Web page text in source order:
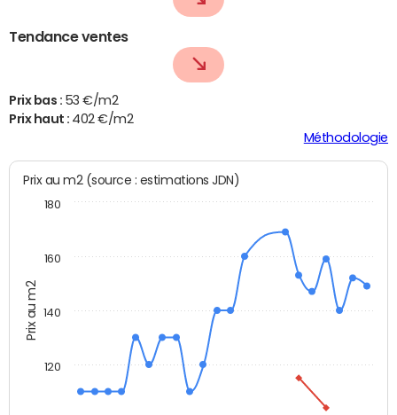
Tendance ventes
Prix bas : 53 €/m2
Prix haut : 402 €/m2
Méthodologie
Prix au m2
Prix au m2 (source : estimations JDN)
120
140
160
180